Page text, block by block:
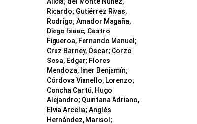
Ricardo; Gutiérrez Rivas,
Rodrigo; Amador Magaña,
Diego Isaac; Castro
Figueroa, Fernando Manuel ;
Cruz Barney, Óscar; Corzo
Sosa, Edgar; Flores
Mendoza, Imer Benjamín;
Córdova Vianello, Lorenzo;
Concha Cantú, Hugo
Alejandro; Quintana Adriano,
Elvia Arcelia; Anglés
Hernández, Marisol ;